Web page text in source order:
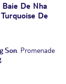
Baie De Nha
De
Son. Promenade
.
clair et les